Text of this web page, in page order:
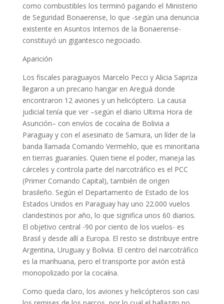
como combustibles los terminó pagando el Ministerio
de Seguridad Bonaerense, lo que -según una denuncia
existente en Asuntos Internos de la Bonaerense-
constituyó un gigantesco negociado.
Aparición
Los fiscales paraguayos Marcelo Pecci y Alicia Sapriza
llegaron a un precario hangar en Areguá donde
encontraron 12 aviones y un helicóptero. La causa
judicial tenía que ver –según el diario Ultima Hora de
Asunción– con envíos de cocaína de Bolivia a
Paraguay y con el asesinato de Samura, un líder de la
banda llamada Comando Vermehlo, que es minoritaria
en tierras guaraníes. Quien tiene el poder, maneja las
cárceles y controla parte del narcotráfico es el PCC
(Primer Comando Capital), también de origen
brasileño. Según el Departamento de Estado de los
Estados Unidos en Paraguay hay uno 22.000 vuelos
clandestinos por año, lo que significa unos 60 diarios.
El objetivo central -90 por ciento de los vuelos- es
Brasil y desde allí a Europa. El resto se distribuye entre
Argentina, Uruguay y Bolivia. El centro del narcotráfico
es la marihuana, pero el transporte por avión está
monopolizado por la cocaína.
Como queda claro, los aviones y helicópteros son casi